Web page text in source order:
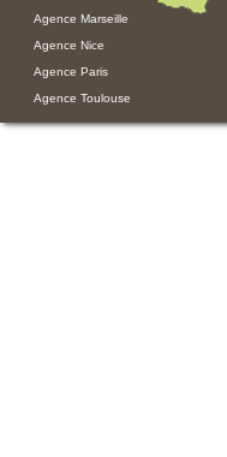
Agence Marseille
Agence Nice
Agence Paris
Agence Toulouse